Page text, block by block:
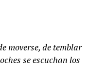
moverse, de temblar
se escuchan los